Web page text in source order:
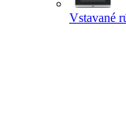
Vstavané